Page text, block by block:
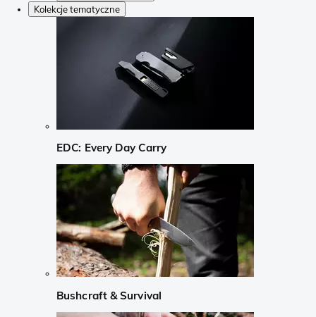
Kolekcje tematyczne
EDC: Every Day Carry
Bushcraft & Survival